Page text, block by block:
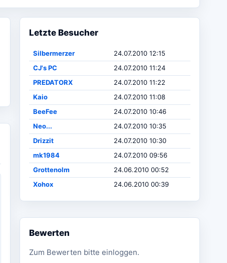
Letzte Besucher
Silbermerzer
24.07.2010 12:15
CJ's PC
24.07.2010 11:24
PREDATORX
24.07.2010 11:22
Kaio
24.07.2010 11:08
BeeFee
24.07.2010 10:46
Neo...
24.07.2010 10:35
Drizzit
24.07.2010 10:30
mk1984
24.07.2010 09:56
Grottenolm
24.06.2010 00:52
Xohox
24.06.2010 00:39
Bewerten
Zum Bewerten bitte einloggen.